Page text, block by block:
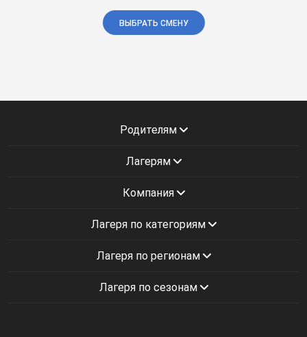
ВЫБРАТЬ СМЕНУ
Родителям
Лагерям
Компания
Лагеря по категориям
Лагеря по регионам
Лагеря по сезонам